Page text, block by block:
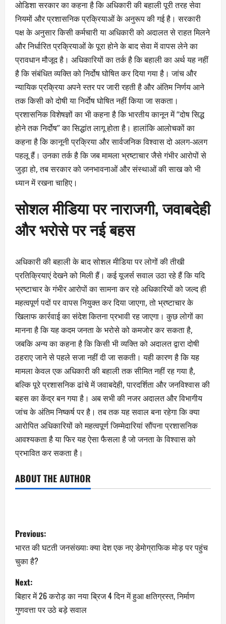
ओडिशा सरकार का कहना है कि अधिकारी की बहाली पूरी तरह सेवा
नियमों और प्रशासनिक प्रक्रियाओं के अनुरूप की गई है। सरकारी
पक्ष के अनुसार किसी कर्मचारी या अधिकारी को अदालत से राहत मिलने
और निर्धारित प्रक्रियाओं के पूरा होने के बाद सेवा में वापस लेने का
प्रावधान मौजूद है। अधिकारियों का तर्क है कि बहाली का अर्थ यह नहीं
है कि संबंधित व्यक्ति को निर्दोष घोषित कर दिया गया है। जांच और
न्यायिक प्रक्रिया अपने स्तर पर जारी रहती है और अंतिम निर्णय आने
तक किसी को दोषी या निर्दोष घोषित नहीं किया जा सकता।
प्रशासनिक विशेषज्ञों का भी कहना है कि भारतीय कानून में “दोष सिद्ध
होने तक निर्दोष” का सिद्धांत लागू होता है। हालांकि आलोचकों का
कहना है कि कानूनी प्रक्रिया और सार्वजनिक विश्वास दो अलग-अलग
पहलू हैं। उनका तर्क है कि जब मामला भ्रष्टाचार जैसे गंभीर आरोपों से
जुड़ा हो, तब सरकार को जनभावनाओं और संस्थाओं की साख को भी
ध्यान में रखना चाहिए।
सोशल मीडिया पर नाराजगी, जवाबदेही
और भरोसे पर नई बहस
अधिकारी की बहाली के बाद सोशल मीडिया पर लोगों की तीखी
प्रतिक्रियाएं देखने को मिली हैं। कई यूजर्स सवाल उठा रहे हैं कि यदि
भ्रष्टाचार के गंभीर आरोपों का सामना कर रहे अधिकारियों को जल्द ही
महत्वपूर्ण पदों पर वापस नियुक्त कर दिया जाएगा, तो भ्रष्टाचार के
खिलाफ कार्रवाई का संदेश कितना प्रभावी रह जाएगा। कुछ लोगों का
मानना है कि यह कदम जनता के भरोसे को कमजोर कर सकता है,
जबकि अन्य का कहना है कि किसी भी व्यक्ति को अदालत द्वारा दोषी
ठहराए जाने से पहले सजा नहीं दी जा सकती। यही कारण है कि यह
मामला केवल एक अधिकारी की बहाली तक सीमित नहीं रह गया है,
बल्कि पूरे प्रशासनिक ढांचे में जवाबदेही, पारदर्शिता और जनविश्वास की
बहस का केंद्र बन गया है। अब सभी की नजर अदालत और विभागीय
जांच के अंतिम निष्कर्ष पर है। तब तक यह सवाल बना रहेगा कि क्या
आरोपित अधिकारियों को महत्वपूर्ण जिम्मेदारियां सौंपना प्रशासनिक
आवश्यकता है या फिर यह ऐसा फैसला है जो जनता के विश्वास को
प्रभावित कर सकता है।
ABOUT THE AUTHOR
Previous:
भारत की घटती जनसंख्या: क्या देश एक नए डेमोग्राफिक मोड़ पर पहुंच
चुका है?
Next:
बिहार में 26 करोड़ का नया ब्रिज 4 दिन में हुआ क्षतिग्रस्त, निर्माण
गुणवत्ता पर उठे बड़े सवाल